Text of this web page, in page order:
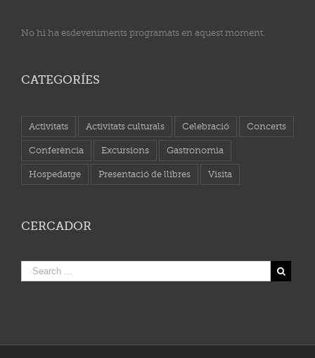
No hi ha esdeveniments programats en aquest moment.
CATEGORÍES
Activitats Activitats culturals Celebració Concerts
Conferència Excursions Gastronomia
Hospedatge Presentació de llibres Visita
CERCADOR